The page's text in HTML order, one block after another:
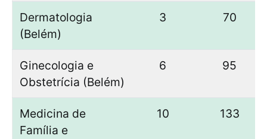
Dermatologia
(Belém)
3 70
Ginecologia e
Obstetrícia (Belém)
6 95
Medicina de
Família e
10 133